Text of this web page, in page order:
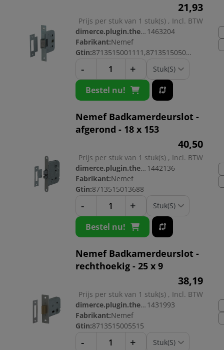
21,93
Prijs per stuk van 1 stuk(s) , Incl. BTW
dimerce.plugin.theme.productnr: 1463204
Fabrikant:Nemef
Gtin:
8713515001111,8713515050157
- +
Bestel nu!
Nemef Badkamerdeurslot -
afgerond - 18 x 153
40,50
Prijs per stuk van 1 stuk(s) , Incl. BTW
dimerce.plugin.theme.productnr: 1442136
Fabrikant:Nemef
Gtin:8713515013688
- +
Bestel nu!
Nemef Badkamerdeurslot -
rechthoekig - 25 x 9
38,19
Prijs per stuk van 1 stuk(s) , Incl. BTW
dimerce.plugin.theme.productnr: 1431993
Fabrikant:Nemef
Gtin:8713515005515
- +